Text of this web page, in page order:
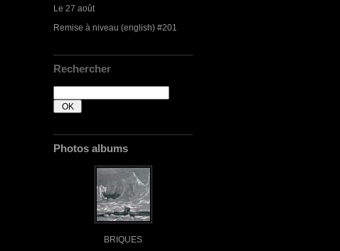
Le 27 août
Remise à niveau (english) #201
Rechercher
Photos albums
BRIQUES